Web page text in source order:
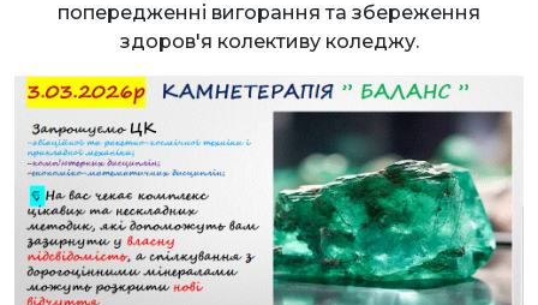
попередженні вигорання та збереження
здоров'я колективу коледжу.